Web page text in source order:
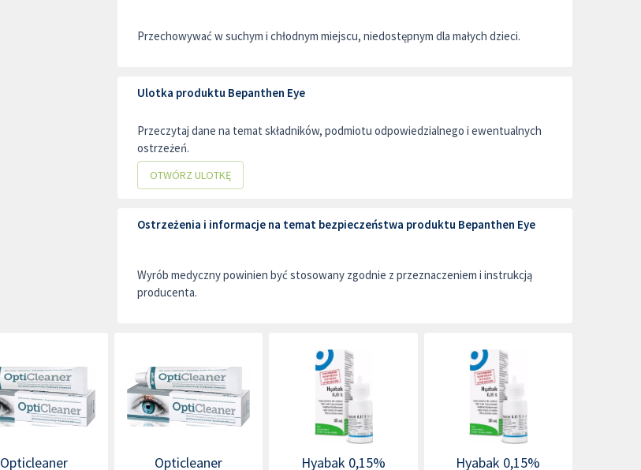
Przechowywać w suchym i chłodnym miejscu, niedostępnym dla małych dzieci.
Ulotka produktu Bepanthen Eye
Przeczytaj dane na temat składników, podmiotu odpowiedzialnego i ewentualnych
ostrzeżeń.
OTWÓRZ ULOTKĘ
Ostrzeżenia i informacje na temat bezpieczeństwa produktu Bepanthen Eye
Wyrób medyczny powinien być stosowany zgodnie z przeznaczeniem i instrukcją
producenta.
Opticleaner Opticleaner Hyabak 0,15% Hyabak 0,15%